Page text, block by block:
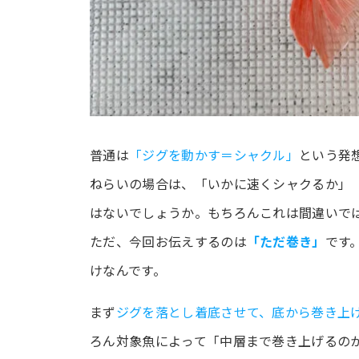
普通は 「ジグを動かす＝シャクル」 という発
ねらいの場合は、「いかに速くシャクるか
はないでしょうか。もちろんこれは間違い
ただ、今回お伝えするのは 「ただ巻き」 です
けなんです。
まずジグを落とし着底させて、底から巻き上
ろん対象魚によって「中層まで巻き上げる